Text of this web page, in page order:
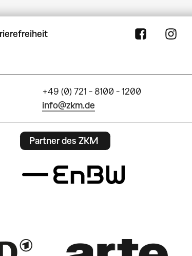
+49 (0) 721 - 8100 - 1200
info@zkm.de
Partner des ZKM